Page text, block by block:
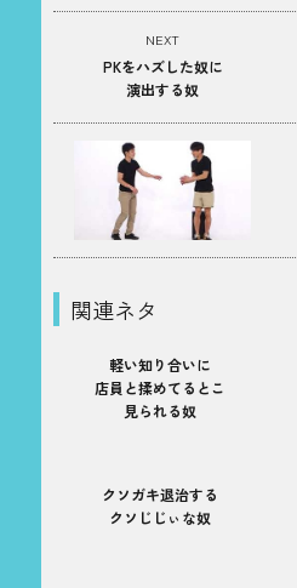
NEXT
PKをハズした奴に
演出する奴
関連ネタ
軽い知り合いに
店員と揉めてるとこ
見られる奴
クソガキ退治する
クソじじぃな奴